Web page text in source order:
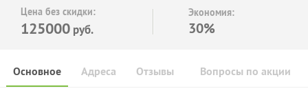
Цена без скидки:
125000 руб.
Экономия:
30%
Основное Отзывы Вопросы по акции
Адреса